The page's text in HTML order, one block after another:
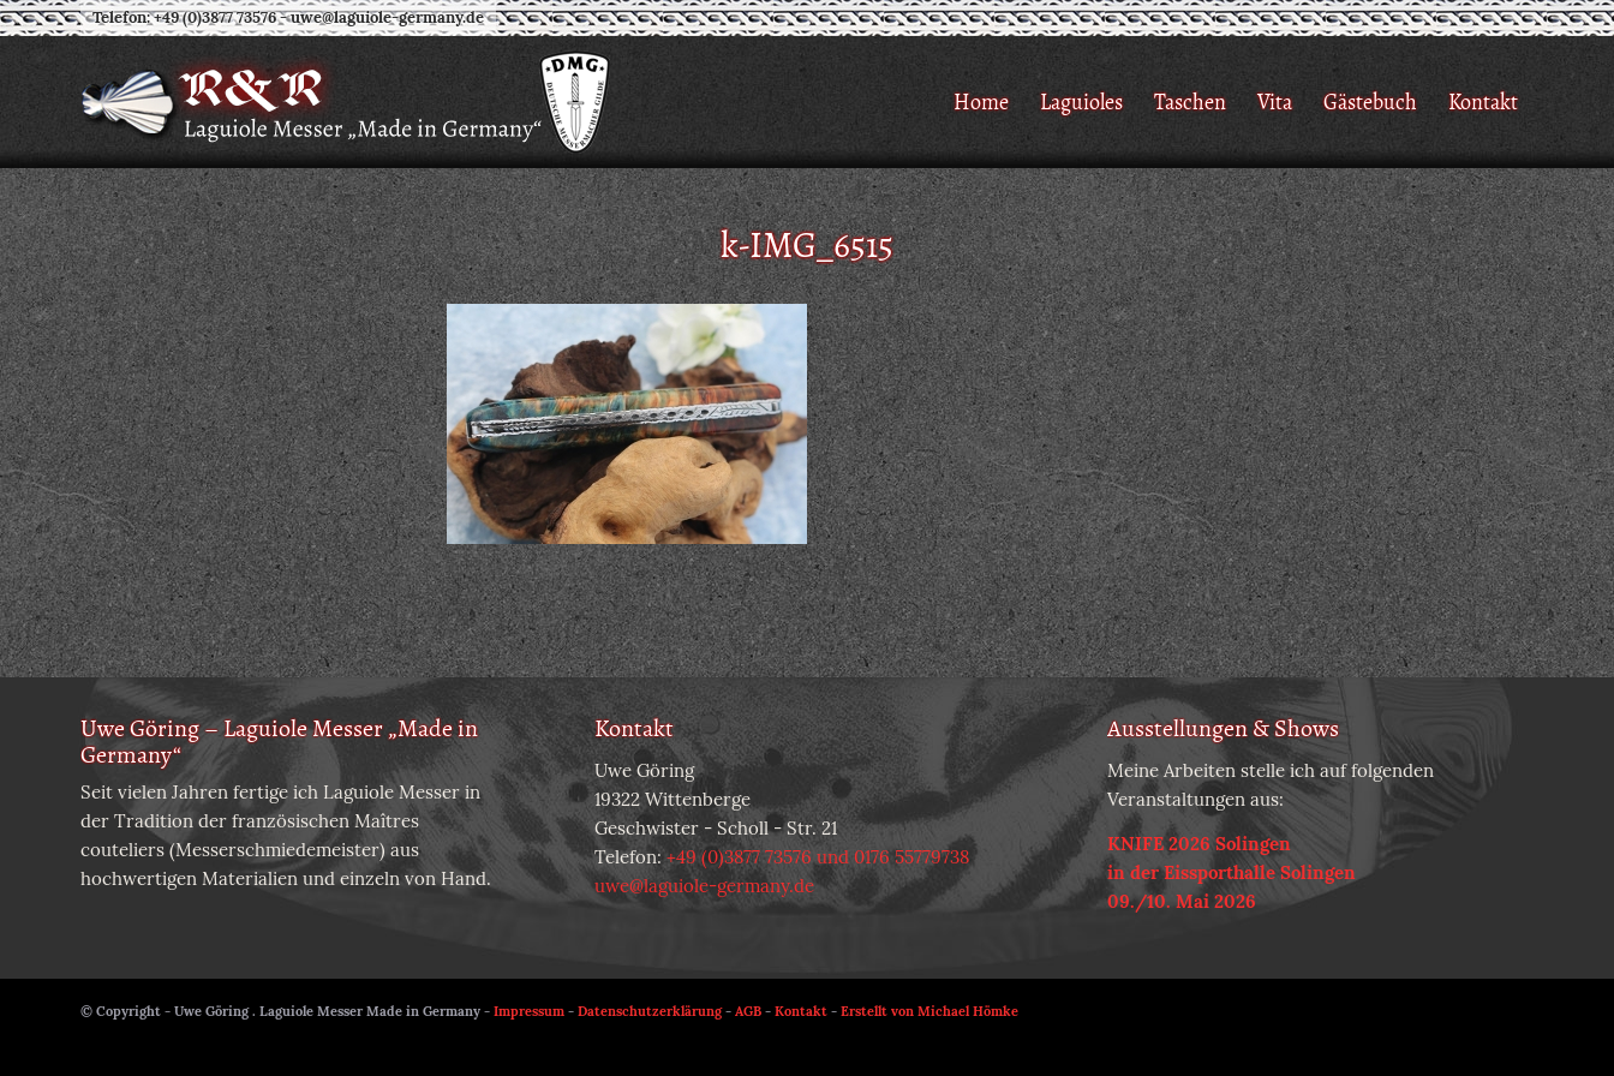
Telefon: +49 (0)3877 73576-uwe@laguiole-germany.de
Home Laguioles Taschen Vita Gästebuch Kontakt
k-IMG_6515
Uwe Göring – Laguiole Messer „Made in
Germany“
Seit vielen Jahren fertige ich Laguiole Messer in
der Tradition der französischen Maîtres
couteliers (Messerschmiedemeister) aus
hochwertigen Materialien und einzeln von Hand.
Kontakt
Uwe Göring
19322 Wittenberge
Geschwister - Scholl - Str. 21
Telefon:+49 (0)3877 73576 und 0176 55779738
uwe@laguiole-germany.de
Ausstellungen & Shows
Meine Arbeiten stelle ich auf folgenden
Veranstaltungen aus:
KNIFE 2026 Solingen
in der Eissporthalle Solingen
09./10. Mai 2026
© Copyright - Uwe Göring . Laguiole Messer Made in Germany - Impressum - Datenschutzerklärung- AGB - Kontakt - Erstellt von Michael Hömke